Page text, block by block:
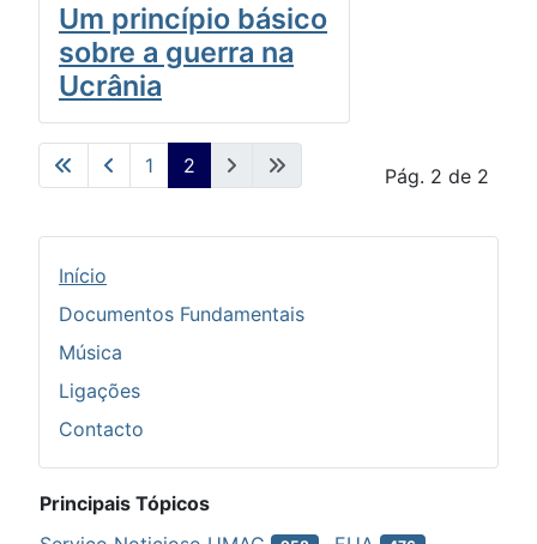
Um princípio básico
sobre a guerra na
Ucrânia
Pág. 2 de 2
1 2
Início
Documentos Fundamentais
Música
Ligações
Contacto
Principais Tópicos